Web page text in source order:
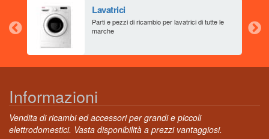
Lavatrici
Parti e pezzi di ricambio per lavatrici di tutte le
marche
Informazioni
Vendita di ricambi ed accessori per grandi e piccoli
elettrodomestici. Vasta disponibilità a prezzi vantaggiosi.